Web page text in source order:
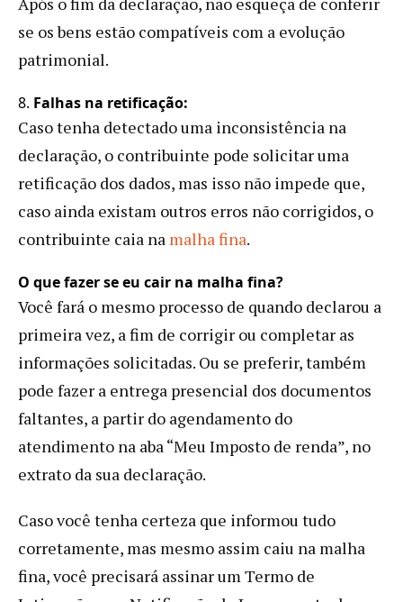
se os bens estão compatíveis com a evolução
patrimonial.
8. Falhas na retificação:
Caso tenha detectado uma inconsistência na
declaração, o contribuinte pode solicitar uma
retificação dos dados, mas isso não impede que,
caso ainda existam outros erros não corrigidos, o
contribuinte caia na malha fina.
O que fazer se eu cair na malha fina?
Você fará o mesmo processo de quando declarou a
primeira vez, a fim de corrigir ou completar as
informações solicitadas. Ou se preferir, também
pode fazer a entrega presencial dos documentos
faltantes, a partir do agendamento do
atendimento na aba “Meu Imposto de renda”, no
extrato da sua declaração.
Caso você tenha certeza que informou tudo
corretamente, mas mesmo assim caiu na malha
fina, você precisará assinar um Termo de